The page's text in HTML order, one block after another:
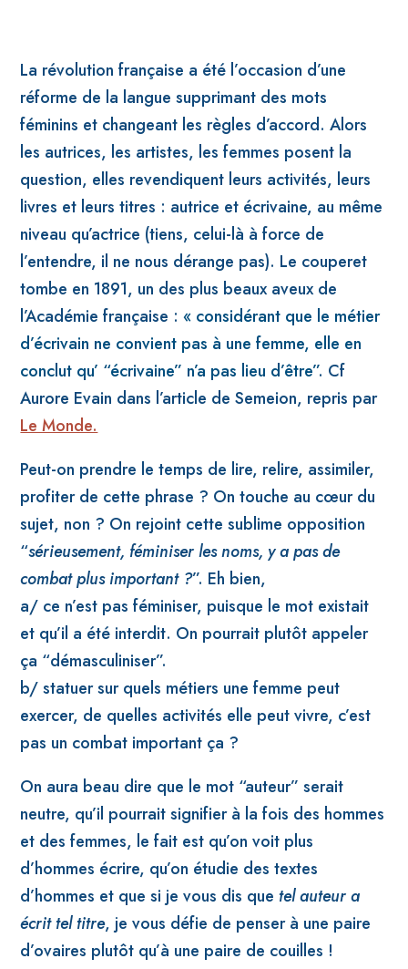
La révolution française a été l’occasion d’une
réforme de la langue supprimant des mots
féminins et changeant les règles d’accord. Alors
les autrices, les artistes, les femmes posent la
question, elles revendiquent leurs activités, leurs
livres et leurs titres : autrice et écrivaine, au même
niveau qu’actrice (tiens, celui-là à force de
l’entendre, il ne nous dérange pas). Le couperet
tombe en 1891, un des plus beaux aveux de
l’Académie française :« considérant que le métier
d’écrivain ne convient pas à une femme, elle en
conclut qu’ “écrivaine” n’a pas lieu d’être”. Cf
Aurore Evain dans l’article de Semeion, repris par
Le Monde.
Peut-on prendre le temps de lire, relire, assimiler,
profiter de cette phrase ? On touche au cœur du
sujet, non ? On rejoint cette sublime opposition
“sérieusement, féminiser les noms, y a pas de
combat plus important ?”. Eh bien,
a/ ce n’est pas féminiser, puisque le mot existait
et qu’il a été interdit. On pourrait plutôt appeler
ça “démasculiniser”.
b/ statuer sur quels métiers une femme peut
exercer, de quelles activités elle peut vivre, c’est
pas un combat important ça ?
On aura beau dire que le mot “auteur” serait
neutre, qu’il pourrait signifier à la fois des hommes
et des femmes, le fait est qu’on voit plus
d’hommes écrire, qu’on étudie des textes
d’hommes et que si je vous dis quetel auteur a
écrit tel titre, je vous défie de penser à une paire
d’ovaires plutôt qu’à une paire de couilles !